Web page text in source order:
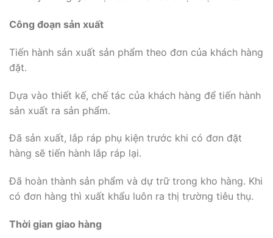
Công đoạn sản xuất
Tiến hành sản xuất sản phẩm theo đơn của khách hàng
đặt.
Dựa vào thiết kế, chế tác của khách hàng để tiến hành
sản xuất ra sản phẩm.
Đã sản xuất, lắp ráp phụ kiện trước khi có đơn đặt
hàng sẽ tiến hành lắp ráp lại.
Đã hoàn thành sản phẩm và dự trữ trong kho hàng. Khi
có đơn hàng thì xuất khẩu luôn ra thị trường tiêu thụ.
Thời gian giao hàng